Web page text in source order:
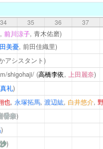
34 35 36 37
前川涼子, 青木佑磨)
美憂, 前田佳織里)
アシスタント)
shigohaji/ (高橋李依, 上田麗奈)
礼)
也, 永塚拓馬, 渡辺紘, 白井悠介,
香奈)
)
)